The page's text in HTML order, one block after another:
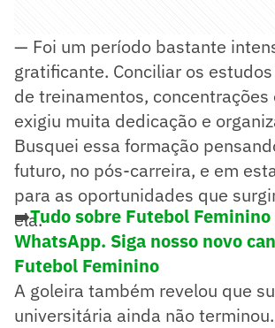
— Foi um período bastante
gratificante. Conciliar os
de treinamentos, concentrações
exigiu muita dedicação e
Busquei essa formação
futuro, no pós-carreira, e em
para as oportunidades que
ela.
➡️Tudo sobre Futebol Feminino
WhatsApp. Siga nosso novo
Futebol Feminino
A goleira também revelou que
universitária ainda não